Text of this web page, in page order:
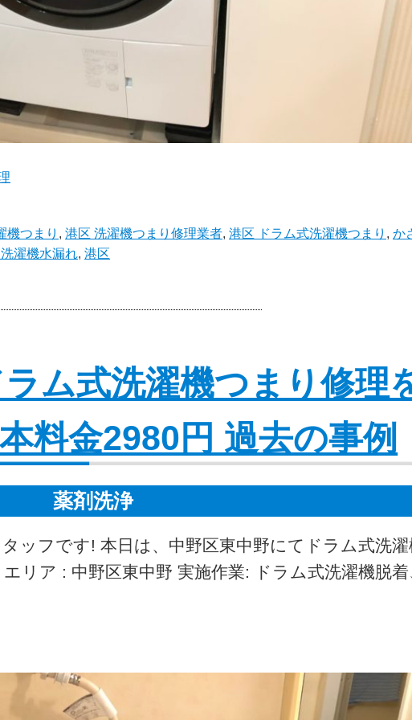
機つまり , 港区 洗濯機つまり修理業者, 港区 ドラム式洗濯機つまり , か
濯機水漏れ, 港区
ム式洗濯機つまり修理
料金2980円 過去の事例
薬剤洗浄
ッフです! 本日は、中野区東中野にてドラム式洗
リア : 中野区東中野 実施作業: ドラム式洗濯機脱